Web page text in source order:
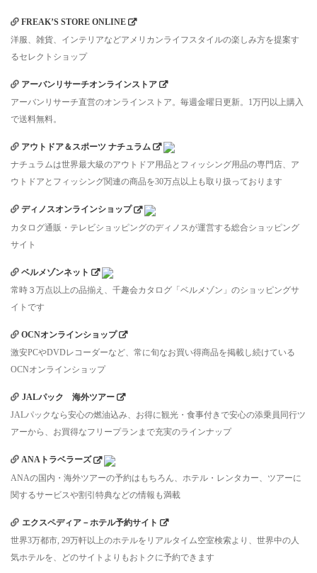
FREAK’S STORE ONLINE
洋服、雑貨、インテリアなどアメリカンライフスタイルの楽しみ方を提案す
るセレクトショップ
アーバンリサーチオンラインストア
アーバンリサーチ直営のオンラインストア。毎週金曜日更新。1万円以上購入
で送料無料。
アウトドア＆スポーツ ナチュラム
ナチュラムは世界最大級のアウトドア用品とフィッシング用品の専門店、ア
ウトドアとフィッシング関連の商品を30万点以上も取り扱っております
ディノスオンラインショップ
カタログ通販・テレビショッピングのディノスが運営する総合ショッピング
サイト
ベルメゾンネット
常時３万点以上の品揃え、千趣会カタログ「ベルメゾン」のショッピングサ
イトです
OCNオンラインショップ
激安PCやDVDレコーダーなど、常に旬なお買い得商品を掲載し続けている
OCNオンラインショップ
JALパック 海外ツアー
JALパックなら安心の燃油込み、お得に観光・食事付きで安心の添乗員同行ツ
アーから、お買得なフリープランまで充実のラインナップ
ANAトラベラーズ
ANAの国内・海外ツアーの予約はもちろん、ホテル・レンタカー、ツアーに
関するサービスや割引特典などの情報も満載
エクスペディア－ホテル予約サイト
世界3万都市, 29万軒以上のホテルをリアルタイム空室検索より、世界中の人
気ホテルを、どのサイトよりもおトクに予約できます